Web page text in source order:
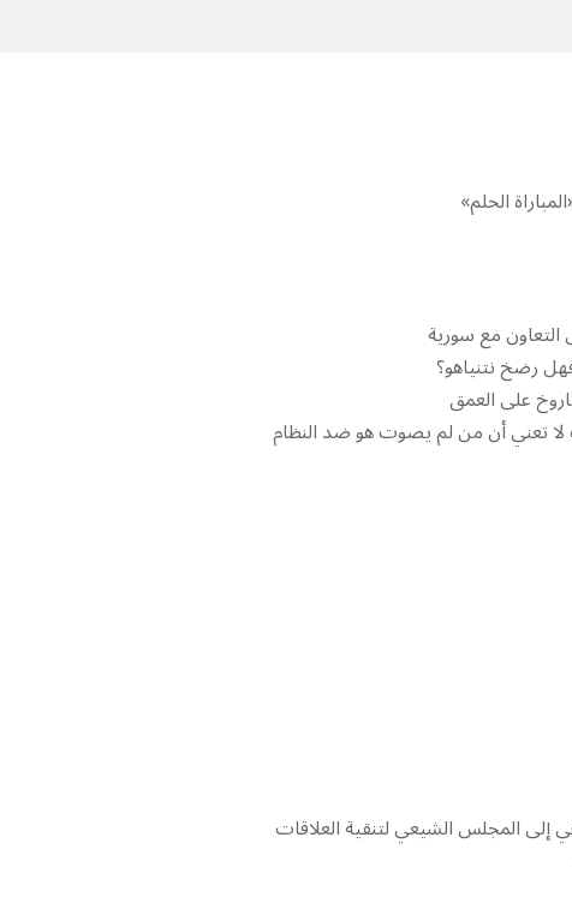
الحلم»
التعاون مع سورية
رضخ نتنياهو؟
لا تعني أن من لم يصوت هو ضد النظام
إلى المجلس الشيعي لتنقية العلاقات